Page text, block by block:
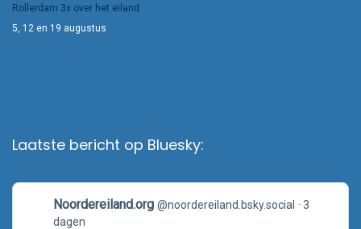
Rollerdam 3x over het eiland
5, 12 en 19 augustus
Laatste bericht op Bluesky:
Noordereiland.org @noordereiland.bsky.social
3
dagen